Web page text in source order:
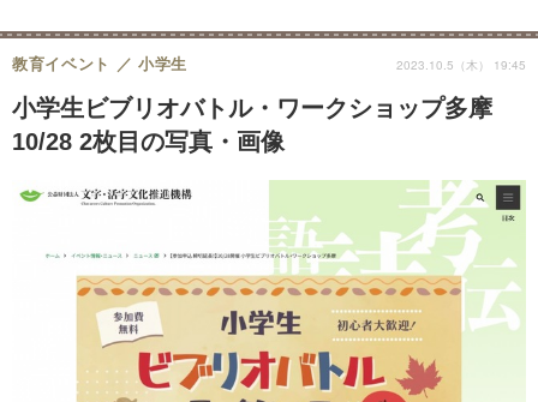
小学生ビブリオバトル・ワークショップ多摩
10/28 2枚目の写真・画像
教育イベント 小学生 2023.10.5（木） 19:45